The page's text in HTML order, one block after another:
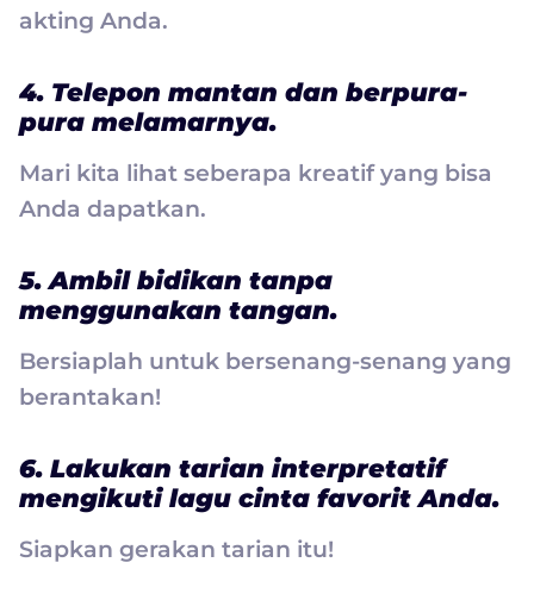
akting Anda.
4. Telepon mantan dan berpura-
pura melamarnya.
Mari kita lihat seberapa kreatif yang bisa
Anda dapatkan.
5. Ambil bidikan tanpa
menggunakan tangan.
Bersiaplah untuk bersenang-senang yang
berantakan!
6. Lakukan tarian interpretatif
mengikuti lagu cinta favorit Anda.
Siapkan gerakan tarian itu!